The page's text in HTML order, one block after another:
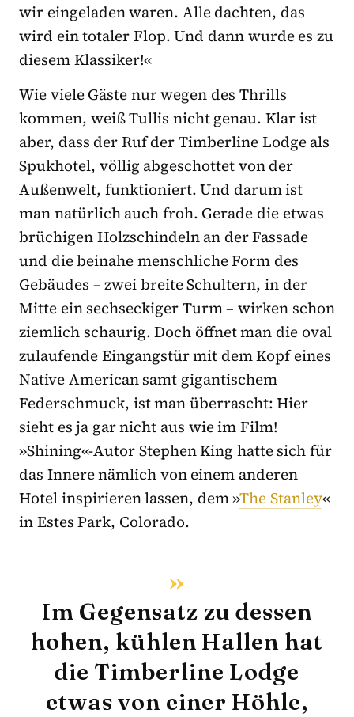
wir eingeladen waren. Alle dachten, das
wird ein totaler Flop. Und dann wurde es zu
diesem Klassiker!«
Wie viele Gäste nur wegen des Thrills
kommen, weiß Tullis nicht genau. Klar ist
aber, dass der Ruf der Timberline Lodge als
Spukhotel, völlig abgeschottet von der
Außenwelt, funktioniert. Und darum ist
man natürlich auch froh. Gerade die etwas
brüchigen Holzschindeln an der Fassade
und die beinahe menschliche Form des
Gebäudes – zwei breite Schultern, in der
Mitte ein sechseckiger Turm – wirken schon
ziemlich schaurig. Doch öffnet man die oval
zulaufende Eingangstür mit dem Kopf eines
Native American samt gigantischem
Federschmuck, ist man überrascht: Hier
sieht es ja gar nicht aus wie im Film!
»Shining«-Autor Stephen King hatte sich für
das Innere nämlich von einem anderen
Hotel inspirieren lassen, dem »The Stanley«
in Estes Park, Colorado.
Im Gegensatz zu dessen
hohen, kühlen Hallen hat
die Timberline Lodge
etwas von einer Höhle,